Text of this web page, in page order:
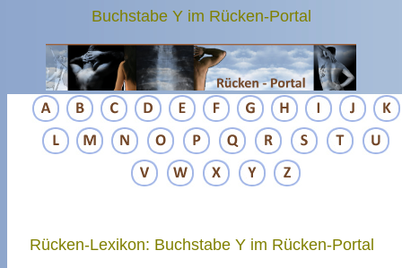
Buchstabe Y im Rücken-Portal
Rücken-Lexikon: Buchstabe Y im Rücken-Portal